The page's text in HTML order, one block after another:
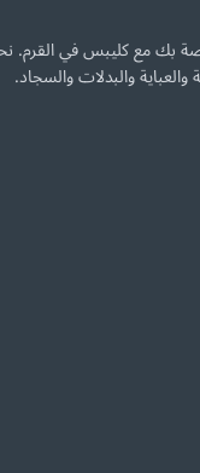
بك مع كليبس في
والعباية والبدلات والسجاد.